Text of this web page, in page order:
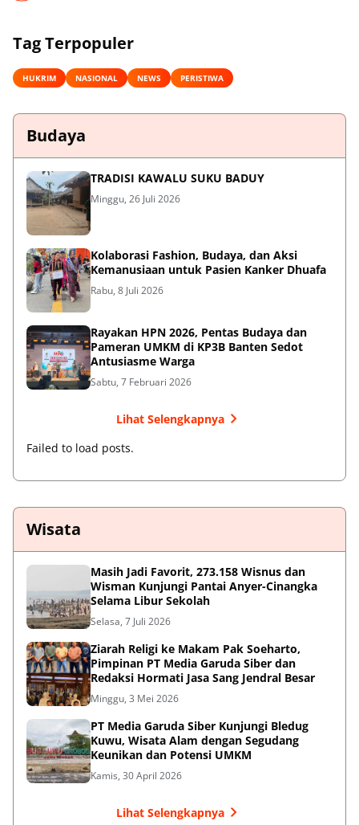
Tag Terpopuler
HUKRIM NASIONAL NEWS PERISTIWA
Budaya
TRADISI KAWALU SUKU BADUY
Minggu, 26 Juli 2026
Kolaborasi Fashion, Budaya, dan Aksi
Kemanusiaan untuk Pasien Kanker Dhuafa
Rabu, 8 Juli 2026
Rayakan HPN 2026, Pentas Budaya dan
Pameran UMKM di KP3B Banten Sedot
Antusiasme Warga
Sabtu, 7 Februari 2026
Lihat Selengkapnya
Failed to load posts.
Wisata
Masih Jadi Favorit, 273.158 Wisnus dan
Wisman Kunjungi Pantai Anyer-Cinangka
Selama Libur Sekolah
Selasa, 7 Juli 2026
Ziarah Religi ke Makam Pak Soeharto,
Pimpinan PT Media Garuda Siber dan
Redaksi Hormati Jasa Sang Jendral Besar
Minggu, 3 Mei 2026
PT Media Garuda Siber Kunjungi Bledug
Kuwu, Wisata Alam dengan Segudang
Keunikan dan Potensi UMKM
Kamis, 30 April 2026
Lihat Selengkapnya